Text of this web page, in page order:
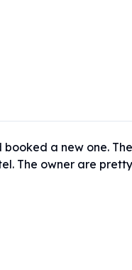
a new one.
The owner are